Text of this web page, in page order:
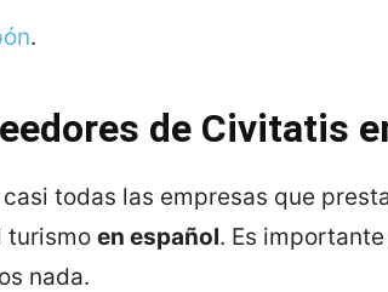
.
de Civitatis
todas las empresas que
turismo en español. Es
nada.